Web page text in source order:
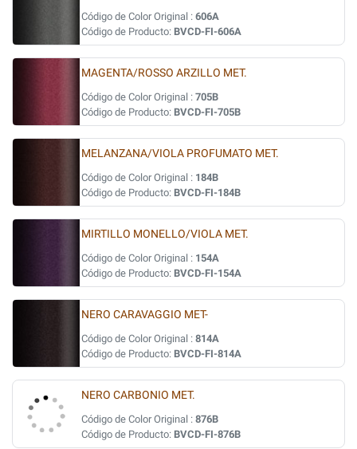
Código de Color Original : 606A
Código de Producto: BVCD-FI-606A
MAGENTA/ROSSO ARZILLO MET.
Código de Color Original : 705B
Código de Producto: BVCD-FI-705B
MELANZANA/VIOLA PROFUMATO MET.
Código de Color Original : 184B
Código de Producto: BVCD-FI-184B
MIRTILLO MONELLO/VIOLA MET.
Código de Color Original : 154A
Código de Producto: BVCD-FI-154A
NERO CARAVAGGIO MET-
Código de Color Original : 814A
Código de Producto: BVCD-FI-814A
NERO CARBONIO MET.
Código de Color Original : 876B
Código de Producto: BVCD-FI-876B